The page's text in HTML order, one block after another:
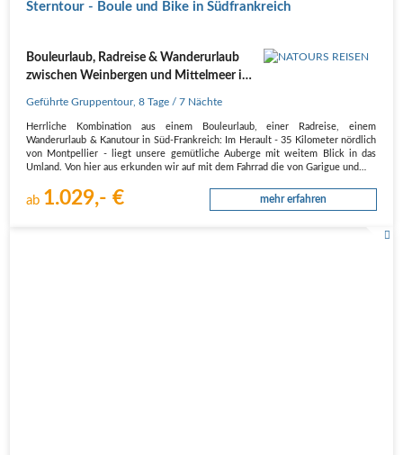
Sterntour - Boule und Bike in Südfrankreich
Bouleurlaub, Radreise & Wanderurlaub
zwischen Weinbergen und Mittelmeer im
Geführte Gruppentour,8 Tage / 7 Nächte
Herrliche Kombination aus einem Bouleurlaub, einer Radreise, einem
Wanderurlaub & Kanutour in Süd-Frankreich: Im Herault - 35 Kilometer nördlich
von Montpellier - liegt unsere gemütliche Auberge mit weitem Blick in das
Umland. Von hier aus erkunden wir auf mit dem Fahrrad die von Garigue und…
ab 1.029,- € mehr erfahren